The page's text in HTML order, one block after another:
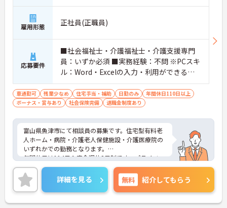
雇用形態 正社員(正職員)
応募要件
■社会福祉士・介護福祉士・介護支援専門
員：いずか必須 ■実務経験：不問 ※PCスキ
ル：Word・Excelの入力・利用ができるこ
と
車通勤可 残業少なめ 住宅手当・補助 日勤のみ
年間休日110日以上
ボーナス・賞与あり
社会保険完備 退職金制度あり
富山県魚津市にて相談員の募集です。住宅型有料老
人ホーム・病院・介護老人保健施設・介護医療院の
いずれかでの勤務となります。
年間休日は114日＆完全週休2日制です。プライベー
トとのメリハリのある働き方ができます。また、賞
与は計4.8ヶ月分の支給実績があり、頑張りがきちん
と評価される環境です。
ご興味のある方には、面接対策ポイントなど、さら
に詳細をご案内しますのでお気軽にご相談くださ
詳細を見る 無料 紹介してもらう